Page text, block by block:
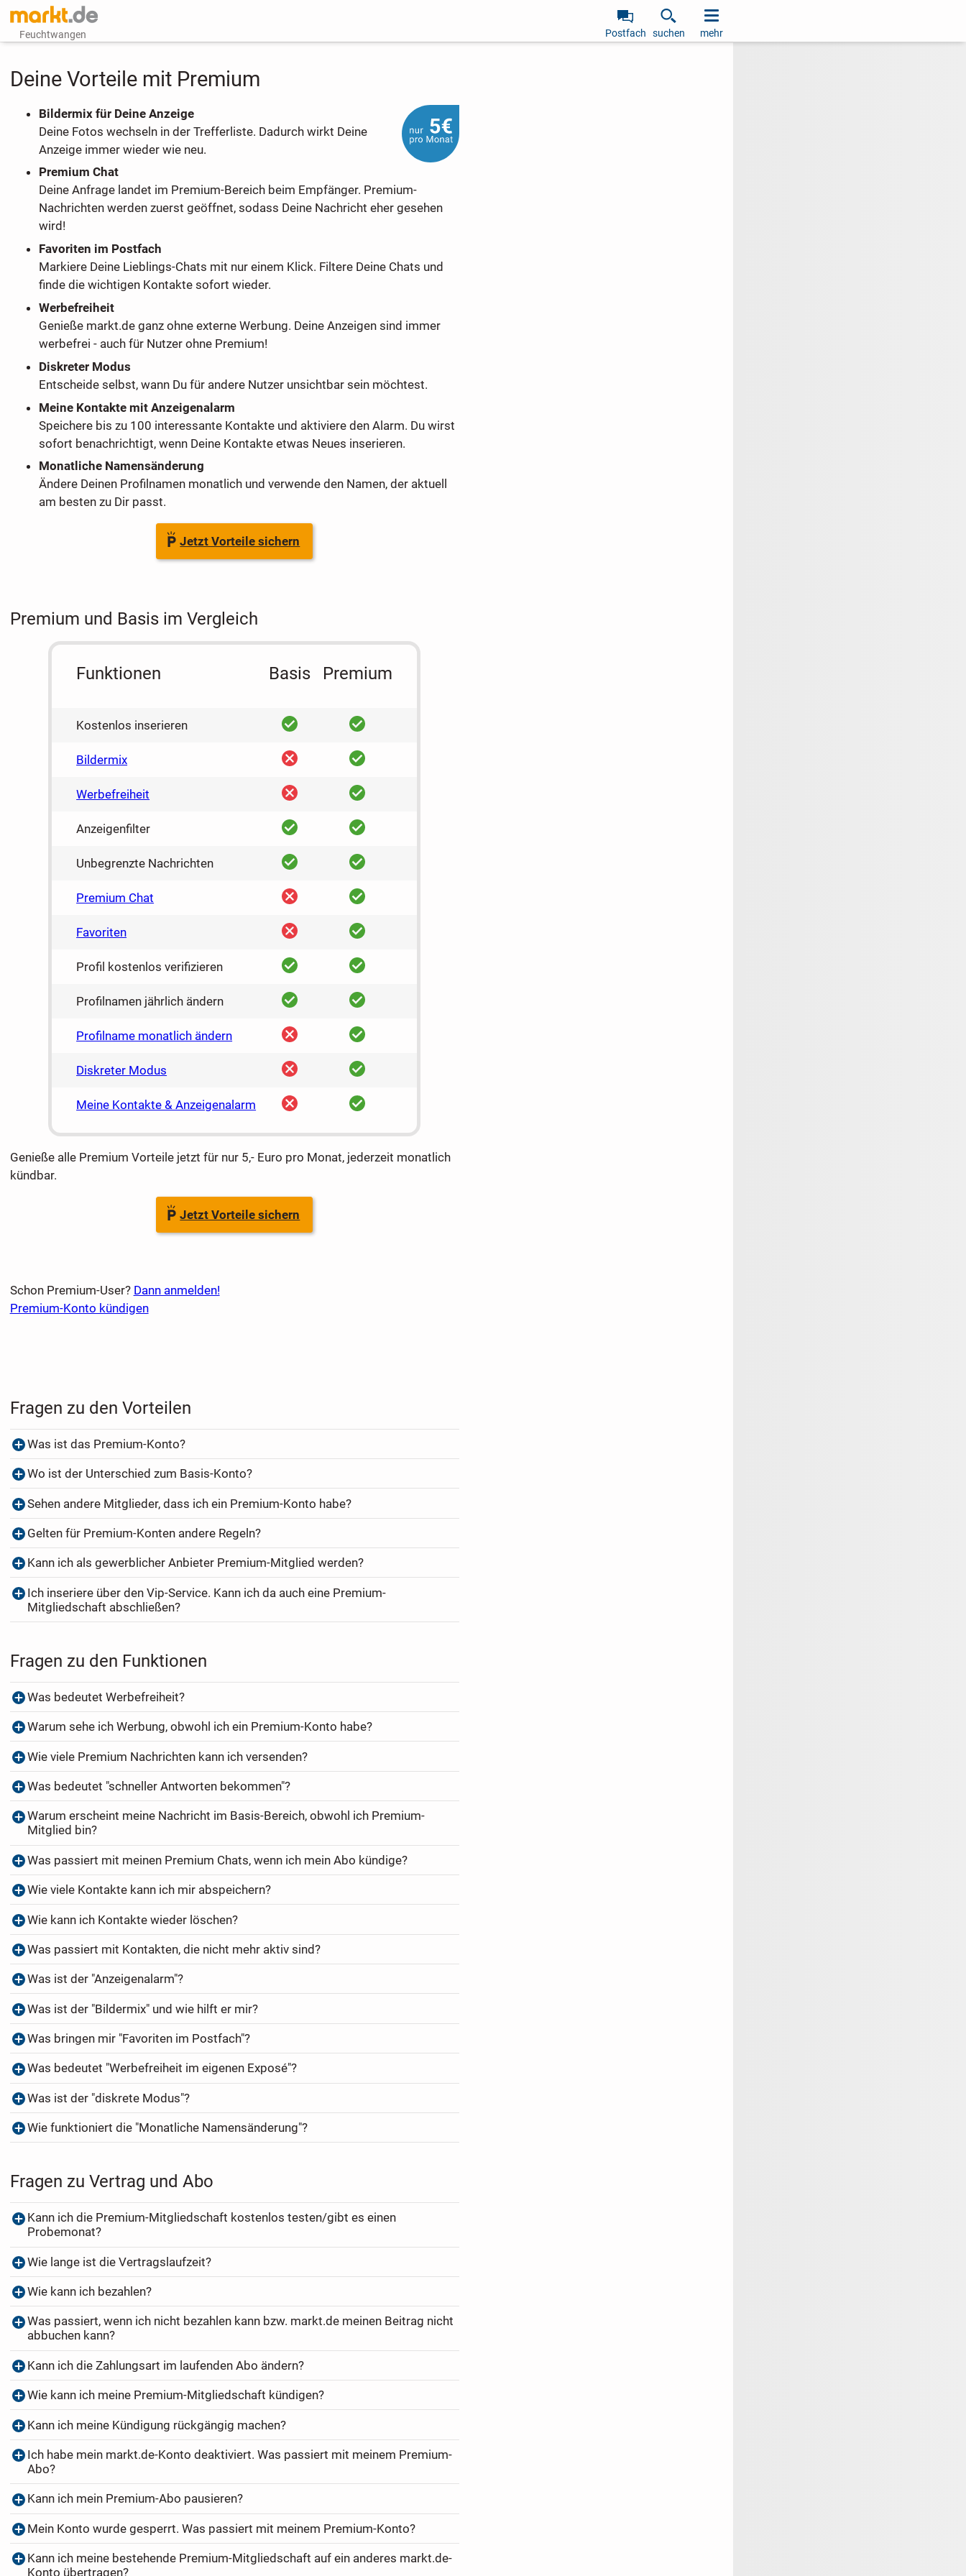
Feuchtwangen Postfach suchen mehr
Deine Vorteile mit Premium
Bildermix für Deine Anzeige
Deine Fotos wechseln in der Trefferliste. Dadurch wirkt Deine
Anzeige immer wieder wie neu.
Premium Chat
Deine Anfrage landet im Premium-Bereich beim Empfänger. Premium-
Nachrichten werden zuerst geöffnet, sodass Deine Nachricht eher gesehen
wird!
Favoriten im Postfach
Markiere Deine Lieblings-Chats mit nur einem Klick. Filtere Deine Chats und
finde die wichtigen Kontakte sofort wieder.
Werbefreiheit
Genieße markt.de ganz ohne externe Werbung. Deine Anzeigen sind immer
werbefrei - auch für Nutzer ohne Premium!
Diskreter Modus
Entscheide selbst, wann Du für andere Nutzer unsichtbar sein möchtest.
Meine Kontakte mit Anzeigenalarm
Speichere bis zu 100 interessante Kontakte und aktiviere den Alarm. Du wirst
sofort benachrichtigt, wenn Deine Kontakte etwas Neues inserieren.
Monatliche Namensänderung
Ändere Deinen Profilnamen monatlich und verwende den Namen, der aktuell
am besten zu Dir passt.
Jetzt Vorteile sichern
Premium und Basis im Vergleich
Funktionen Basis Premium
Kostenlos inserieren ja ja
Bildermix nein ja
Werbefreiheit nein ja
Anzeigenfilter ja ja
Unbegrenzte Nachrichten ja ja
Premium Chat nein ja
Favoriten nein ja
Profil kostenlos verifizieren ja ja
Profilnamen jährlich ändern ja ja
Profilname monatlich ändern nein ja
Diskreter Modus nein ja
Meine Kontakte & Anzeigenalarm nein ja
Genieße alle Premium Vorteile jetzt für nur 5,- Euro pro Monat, jederzeit monatlich
kündbar.
Jetzt Vorteile sichern
Schon Premium-User? Dann anmelden!
Premium-Konto kündigen
Fragen zu den Vorteilen
Was ist das Premium-Konto?
Wo ist der Unterschied zum Basis-Konto?
Sehen andere Mitglieder, dass ich ein Premium-Konto habe?
Gelten für Premium-Konten andere Regeln?
Kann ich als gewerblicher Anbieter Premium-Mitglied werden?
Ich inseriere über den Vip-Service. Kann ich da auch eine Premium-
Mitgliedschaft abschließen?
Fragen zu den Funktionen
Was bedeutet Werbefreiheit?
Warum sehe ich Werbung, obwohl ich ein Premium-Konto habe?
Wie viele Premium Nachrichten kann ich versenden?
Was bedeutet "schneller Antworten bekommen"?
Warum erscheint meine Nachricht im Basis-Bereich, obwohl ich Premium-
Mitglied bin?
Was passiert mit meinen Premium Chats, wenn ich mein Abo kündige?
Wie viele Kontakte kann ich mir abspeichern?
Wie kann ich Kontakte wieder löschen?
Was passiert mit Kontakten, die nicht mehr aktiv sind?
Was ist der "Anzeigenalarm"?
Was ist der "Bildermix" und wie hilft er mir?
Was bringen mir "Favoriten im Postfach"?
Was bedeutet "Werbefreiheit im eigenen Exposé"?
Was ist der "diskrete Modus"?
Wie funktioniert die "Monatliche Namensänderung"?
Fragen zu Vertrag und Abo
Kann ich die Premium-Mitgliedschaft kostenlos testen/gibt es einen
Probemonat?
Wie lange ist die Vertragslaufzeit?
Wie kann ich bezahlen?
Was passiert, wenn ich nicht bezahlen kann bzw. markt.de meinen Beitrag nicht
abbuchen kann?
Kann ich die Zahlungsart im laufenden Abo ändern?
Wie kann ich meine Premium-Mitgliedschaft kündigen?
Kann ich meine Kündigung rückgängig machen?
Ich habe mein markt.de-Konto deaktiviert. Was passiert mit meinem Premium-
Abo?
Kann ich mein Premium-Abo pausieren?
Mein Konto wurde gesperrt. Was passiert mit meinem Premium-Konto?
Kann ich meine bestehende Premium-Mitgliedschaft auf ein anderes markt.de-
Konto übertragen?